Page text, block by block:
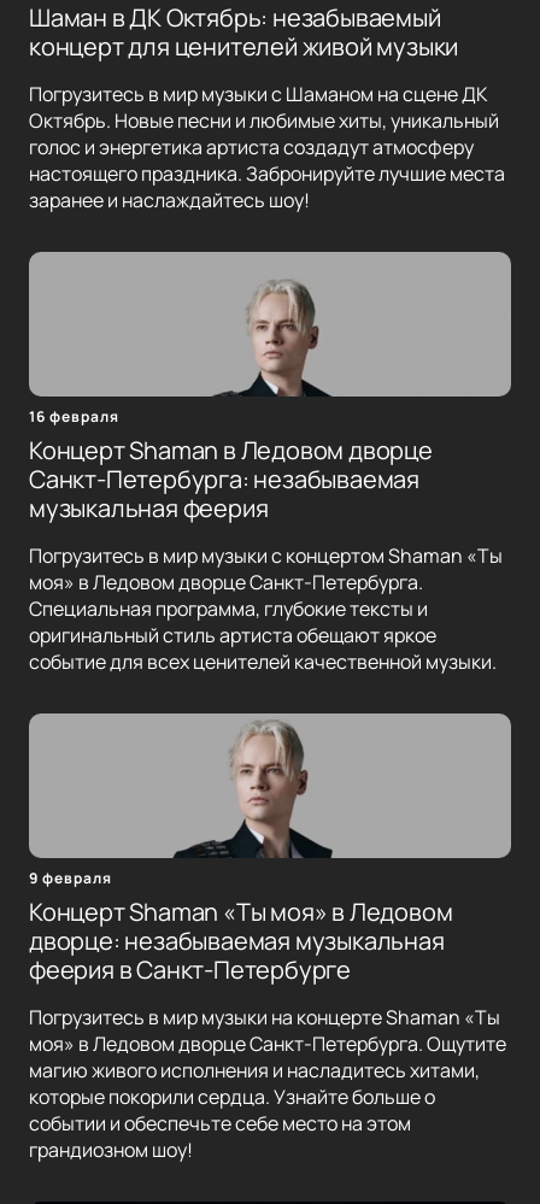
Шаман в ДК Октябрь: незабываемый
концерт для ценителей живой музыки
Погрузитесь в мир музыки с Шаманом на сцене ДК
Октябрь. Новые песни и любимые хиты, уникальный
голос и энергетика артиста создадут атмосферу
настоящего праздника. Забронируйте лучшие места
заранее и наслаждайтесь шоу!
16 февраля
Концерт Shaman в Ледовом дворце
Санкт-Петербурга: незабываемая
музыкальная феерия
Погрузитесь в мир музыки с концертом Shaman «Ты
моя» в Ледовом дворце Санкт-Петербурга.
Специальная программа, глубокие тексты и
оригинальный стиль артиста обещают яркое
событие для всех ценителей качественной музыки.
9 февраля
Концерт Shaman «Ты моя» в Ледовом
дворце: незабываемая музыкальная
феерия в Санкт-Петербурге
Погрузитесь в мир музыки на концерте Shaman «Ты
моя» в Ледовом дворце Санкт-Петербурга. Ощутите
магию живого исполнения и насладитесь хитами,
которые покорили сердца. Узнайте больше о
событии и обеспечьте себе место на этом
грандиозном шоу!